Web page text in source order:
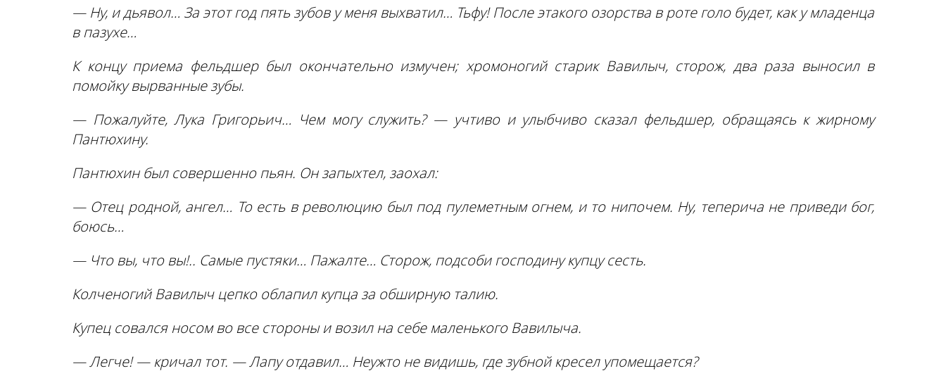
— Ну, и дьявол… За этот год пять зубов у меня выхватил… Тьфу! После этакого озорства в роте голо будет, как у младенца
в пазухе…
К концу приема фельдшер был окончательно измучен; хромоногий старик Вавилыч, сторож, два раза выносил в
помойку вырванные зубы.
— Пожалуйте, Лука Григорьич… Чем могу служить? — учтиво и улыбчиво сказал фельдшер, обращаясь к жирному
Пантюхину.
Пантюхин был совершенно пьян. Он запыхтел, заохал:
— Отец родной, ангел… То есть в революцию был под пулеметным огнем, и то нипочем. Ну, теперича не приведи бог,
боюсь…
— Что вы, что вы!.. Самые пустяки… Пажалте… Сторож, подсоби господину купцу сесть.
Колченогий Вавилыч цепко облапил купца за обширную талию.
Купец совался носом во все стороны и возил на себе маленького Вавилыча.
— Легче! — кричал тот. — Лапу отдавил… Неужто не видишь, где зубной кресел упомещается?